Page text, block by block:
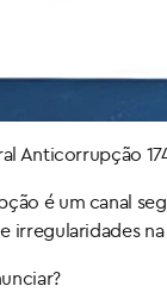
Anticorrupção
é um canal
irregularidades